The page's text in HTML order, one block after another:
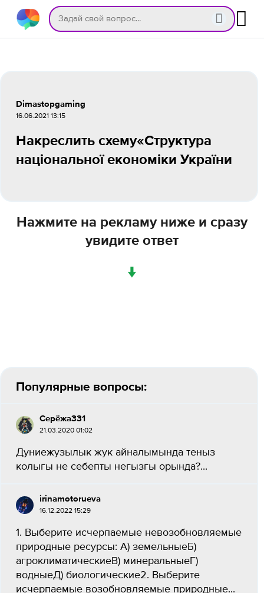
Dimastopgaming
16.06.2021 13:15
Накреслить схему«Структура
національної економіки України
Нажмите на рекламу ниже и сразу
увидите ответ
↓
Популярные вопросы:
Серёжа331
21.03.2020 01:02
Дуниежузылык жук айналымында теныз
колыгы не себепты негызгы орында?​...
irinamotorueva
16.12.2022 15:29
1. Выберите исчерпаемые невозобновляемые
природные ресурсы: А) земельныеБ)
агроклиматическиеB) минеральныеГ)
водныеД) биологические2. Выберите
исчерпаемые возобновляемые природные...